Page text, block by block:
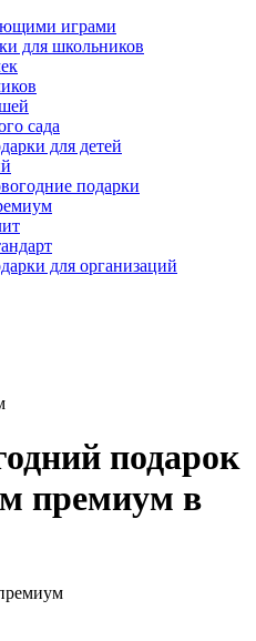
играми
для школьников
сада
для детей
подарки
для организаций
подарок
премиум в